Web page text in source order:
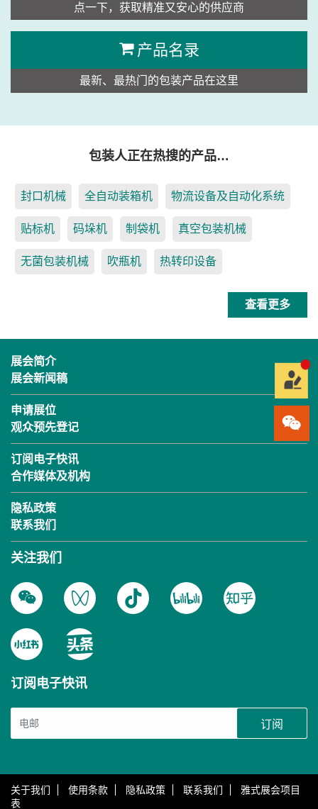
点一下，获取精准又安心的供应商
产品名录
最新、最热门的包装产品在这里
包装人正在热搜的产品…
封口机械 全自动装箱机 物流设备及自动化系统
贴标机 码垛机 制袋机 真空包装机械
无菌包装机械 吹瓶机 热转印设备
查看更多
展会简介
展会新闻稿
申请展位
观众预先登记
订阅电子快讯
合作媒体及机构
隐私政策
联系我们
关注我们
订阅电子快讯
订阅
关于我们 使用条款 隐私政策 联系我们
雅式展会项目
表